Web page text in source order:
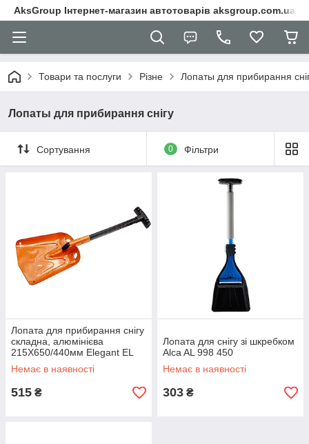
AksGroup Інтернет-магазин автотоварів aksgroup.com.ua
Товари та послуги Різне Лопаты для прибирання
Лопаты для прибирання снігу
Сортування 0 Фільтри
Лопата для прибирання снігу
складна, алюмінієва
215Х650/440мм Elegant EL
102 847
Немає в наявності
515 ₴
Лопата для снігу зі шкребком
Alca AL 998 450
Немає в наявності
303 ₴